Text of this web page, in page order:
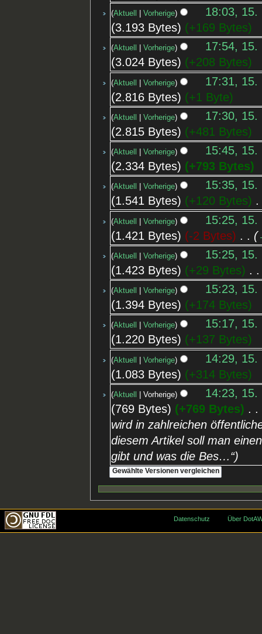
Aktuell Vorherige
18:03, 15.
3.193 Bytes
+169 Bytes
Aktuell Vorherige
17:54, 15.
3.024 Bytes
+208 Bytes
Aktuell Vorherige
17:31, 15.
2.816 Bytes
+1 Byte
Aktuell Vorherige
17:30, 15.
2.815 Bytes
+481 Bytes
Aktuell Vorherige
15:45, 15.
2.334 Bytes
+793 Bytes
Aktuell Vorherige
15:35, 15.
1.541 Bytes
+120 Bytes
Aktuell Vorherige
15:25, 15.
1.421 Bytes
-2 Bytes
Aktuell Vorherige
15:25, 15.
1.423 Bytes
+29 Bytes
Aktuell Vorherige
15:23, 15.
1.394 Bytes
+174 Bytes
Aktuell Vorherige
15:17, 15.
1.220 Bytes
+137 Bytes
Aktuell Vorherige
14:29, 15.
1.083 Bytes
+314 Bytes
Aktuell Vorherige
14:23, 15.
769 Bytes
+769 Bytes
wird in zahlreichen
diesem Artikel soll man
gibt und was die Bes…“
Datenschutz Über